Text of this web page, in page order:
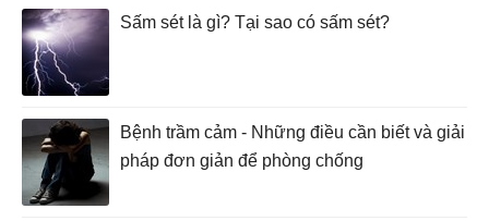
Sấm sét là gì? Tại sao có sấm sét?
Bệnh trầm cảm - Những điều cần biết và giải
pháp đơn giản để phòng chống